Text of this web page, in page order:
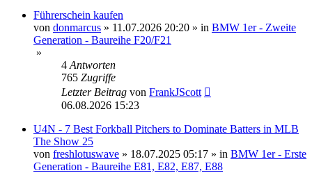
Führerschein kaufen
von donmarcus » 11.07.2026 20:20 » in BMW 1er - Zweite
Generation - Baureihe F20/F21
»
4 Antworten
765 Zugriffe
Letzter Beitrag von FrankJScott
06.08.2026 15:23
U4N - 7 Best Forkball Pitchers to Dominate Batters in MLB
The Show 25
von freshlotuswave » 18.07.2025 05:17 » in BMW 1er - Erste
Generation - Baureihe E81, E82, E87, E88